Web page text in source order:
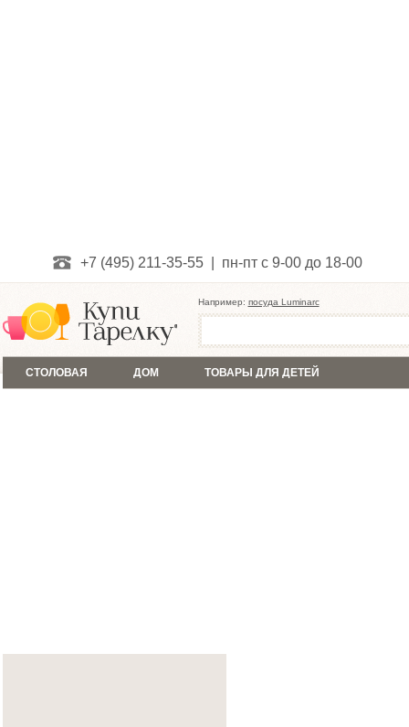
+7 (495) 211-35-55 | пн-пт с 9-00 до 18-00
Например: посуда Luminarc
СТОЛОВАЯ ДОМ ТОВАРЫ ДЛЯ ДЕТЕЙ